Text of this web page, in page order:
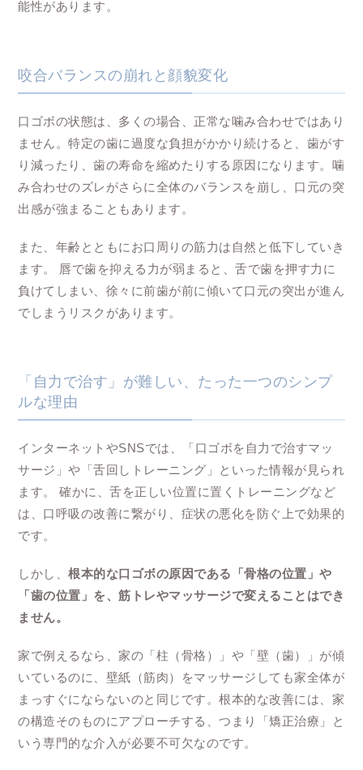
能性があります。
咬合バランスの崩れと顔貌変化
口ゴボの状態は、多くの場合、正常な噛み合わせではあり
ません。特定の歯に過度な負担がかかり続けると、歯がす
り減ったり、歯の寿命を縮めたりする原因になります。噛
み合わせのズレがさらに全体のバランスを崩し、口元の突
出感が強まることもあります。
また、年齢とともにお口周りの筋力は自然と低下していき
ます。 唇で歯を抑える力が弱まると、舌で歯を押す力に
負けてしまい、徐々に前歯が前に傾いて口元の突出が進ん
でしまうリスクがあります。
「自力で治す」が難しい、たった一つのシンプ
ルな理由
インターネットやSNSでは、「口ゴボを自力で治すマッ
サージ」や「舌回しトレーニング」といった情報が見られ
ます。 確かに、舌を正しい位置に置くトレーニングなど
は、口呼吸の改善に繋がり、症状の悪化を防ぐ上で効果的
です。
しかし、根本的な口ゴボの原因である「骨格の位置」や
「歯の位置」を、筋トレやマッサージで変えることはでき
ません。
家で例えるなら、家の「柱（骨格）」や「壁（歯）」が傾
いているのに、壁紙（筋肉）をマッサージしても家全体が
まっすぐにならないのと同じです。根本的な改善には、家
の構造そのものにアプローチする、つまり「矯正治療」と
いう専門的な介入が必要不可欠なのです。